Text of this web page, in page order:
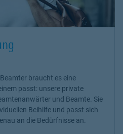
braucht es eine
passt: unsere private
und Beamte. Sie
Beihilfe und passt sich
an die Bedürfnisse an.